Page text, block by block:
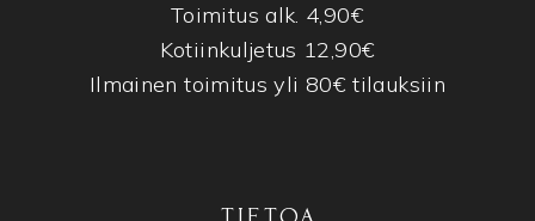
Toimitus alk. 4,90€
Kotiinkuljetus 12,90€
Ilmainen toimitus yli 80€ tilauksiin